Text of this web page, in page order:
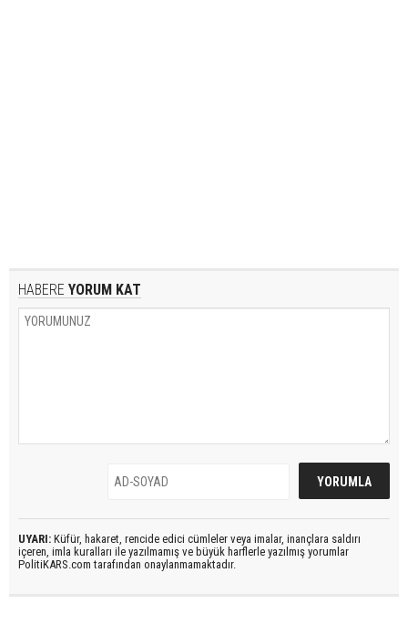
HABERE YORUM KAT
UYARI: Küfür, hakaret, rencide edici cümleler veya imalar, inançlara saldırı
içeren, imla kuralları ile yazılmamış ve büyük harflerle yazılmış yorumlar
PolitiKARS.com tarafından onaylanmamaktadır.